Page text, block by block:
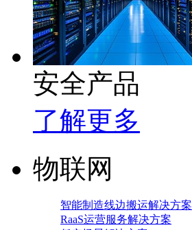
安全产品
了解更多
物联网
智能制造线边搬运解决方案
RaaS运营服务解决方案